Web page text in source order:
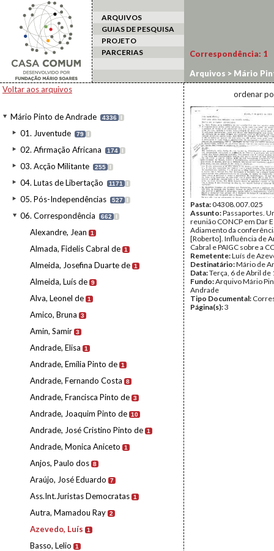
ARQUIVOS
GUIAS DE PESQUISA
PROJETO
PARCERIAS
Voltar aos arquivos
Mário Pinto de Andrade 4336 I
01. Juventude 79 I
02. Afirmação Africana 174 I
03. Acção Militante 255 I
04. Lutas de Libertação 1171 I
05. Pós-Independências 527 I
06. Correspondência 662 I
Alexandre, Jean 1
Almada, Fidelis Cabral de 1
Almeida, Josefina Duarte de 1
Almeida, Luís de 9
Alva, Leonel de 1
Amico, Bruna 3
Amin, Samir 3
Andrade, Elisa 1
Andrade, Emília Pinto de 1
Andrade, Fernando Costa 8
Andrade, Francisca Pinto de 3
Andrade, Joaquim Pinto de 10
Andrade, José Cristino Pinto de 1
Andrade, Monica Aniceto 1
Anjos, Paulo dos 8
Araújo, José Eduardo 7
Ass.Int.Juristas Democratas 1
Autra, Mamadou Ray 2
Azevedo, Luís 1
Basso, Lelio 1
Correspondência: 1
Arquivos > Mário
ordenar
Pasta:04308.007.025
Assunto:Passaportes.
reunião CONCP em Dar
Adiamento da
[Roberto]. Influência de
Cabral e PAIGC sobre a
Remetente:Luís de
Destinatário:Mário de
Data:Terça, 6 de Abril de
Fundo:Arquivo Mário
Andrade
Tipo Documental:
Página(s):3